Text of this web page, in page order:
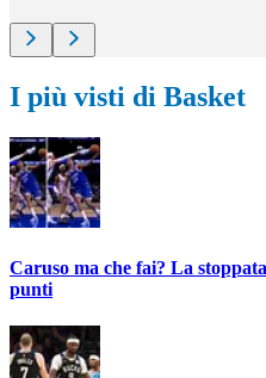
I più visti di Basket
Caruso ma che fai? La
punti